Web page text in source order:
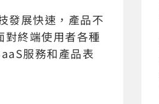
發展快速，產品不
對終端使用者各種
服務和產品表